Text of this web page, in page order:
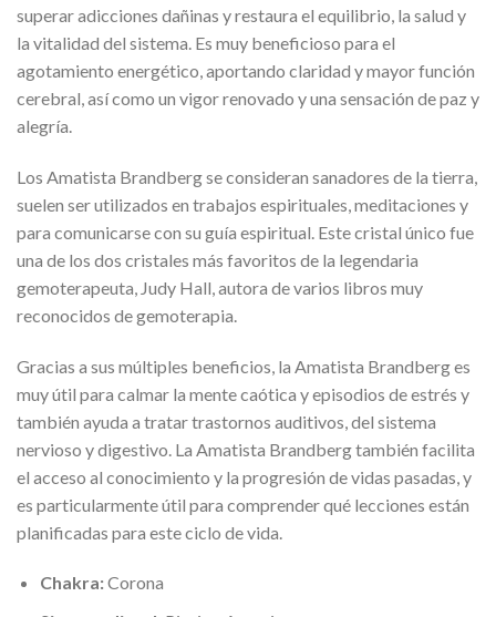
superar adicciones dañinas y restaura el equilibrio, la salud y
la vitalidad del sistema. Es muy beneficioso para el
agotamiento energético, aportando claridad y mayor función
cerebral, así como un vigor renovado y una sensación de paz y
alegría.
Los Amatista Brandberg se consideran sanadores de la tierra,
suelen ser utilizados en trabajos espirituales, meditaciones y
para comunicarse con su guía espiritual. Este cristal único fue
una de los dos cristales más favoritos de la legendaria
gemoterapeuta, Judy Hall, autora de varios libros muy
reconocidos de gemoterapia.
Gracias a sus múltiples beneficios, la Amatista Brandberg es
muy útil para calmar la mente caótica y episodios de estrés y
también ayuda a tratar trastornos auditivos, del sistema
nervioso y digestivo. La Amatista Brandberg también facilita
el acceso al conocimiento y la progresión de vidas pasadas, y
es particularmente útil para comprender qué lecciones están
planificadas para este ciclo de vida.
Chakra:Corona